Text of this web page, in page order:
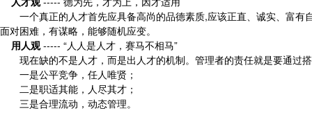
一个真正的人才首先应具备高尚的品德素质,应该正直、诚实、富有
面对困难，有谋略，能够随机应变。
用人观 ----- “人人是人才，赛马不相马”
现在缺的不是人才，而是出人才的机制。管理者的责任就是要通过
一是公平竞争，任人唯贤；
二是职适其能，人尽其才；
三是合理流动，动态管理。